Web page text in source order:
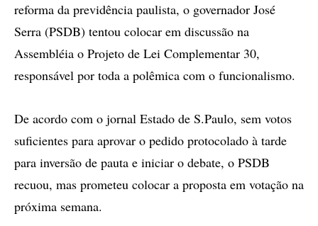
reforma da previdência paulista, o governador José
Serra (PSDB) tentou colocar em discussão na
Assembléia o Projeto de Lei Complementar 30,
responsável por toda a polêmica com o funcionalismo.
De acordo com o jornal Estado de S.Paulo, sem votos
suficientes para aprovar o pedido protocolado à tarde
para inversão de pauta e iniciar o debate, o PSDB
recuou, mas prometeu colocar a proposta em votação na
próxima semana.